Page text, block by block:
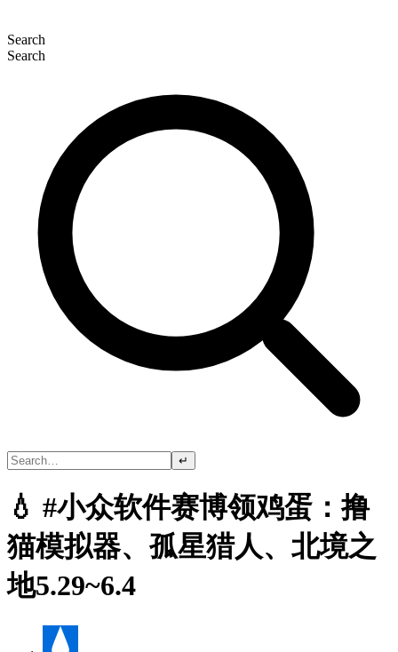
Search
Search
↵
💧 #小众软件赛博领鸡蛋：撸
猫模拟器、孤星猎人、北境之
地5.29~6.4